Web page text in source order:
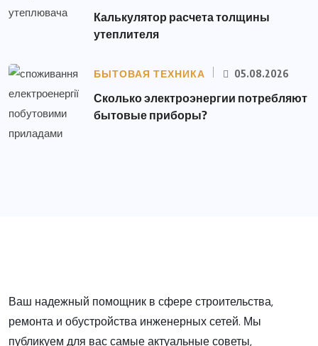
Калькулятор расчета толщины
утеплителя
БЫТОВАЯ ТЕХНИКА 05.08.2026
Сколько электроэнергии потребляют
бытовые приборы?
Ваш надежный помощник в сфере строительства,
ремонта и обустройства инженерных сетей. Мы
публикуем для вас самые актуальные советы,